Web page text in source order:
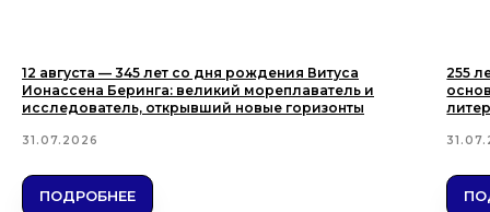
12 августа — 345 лет со дня рождения Витуса
Ионассена Беринга: великий мореплаватель и
исследователь, открывший новые горизонты
31.07.2026
ПОДРОБНЕЕ
255